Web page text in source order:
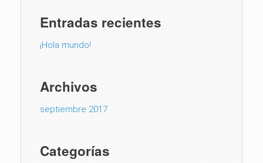
Entradas recientes
¡Hola mundo!
Archivos
septiembre 2017
Categorías